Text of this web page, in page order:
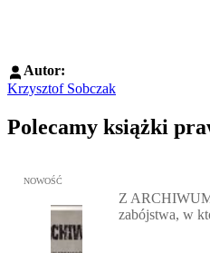
Autor:
Krzysztof Sobczak
Polecamy książki
Przejdź do: Z ARCHIWUM X.
NOWOŚĆ
Z
zabójstwa, w